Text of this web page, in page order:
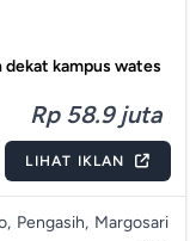
kampus wates
Rp 58.9 juta
LIHAT IKLAN
Pengasih, Margosari